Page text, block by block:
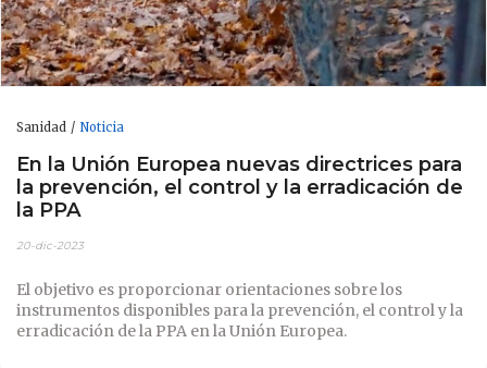
Sanidad Noticia
En la Unión Europea nuevas directrices para
la prevención, el control y la erradicación de
la PPA
20-dic-2023
El objetivo es proporcionar orientaciones sobre los
instrumentos disponibles para la prevención, el control y la
erradicación de la PPA en la Unión Europea.